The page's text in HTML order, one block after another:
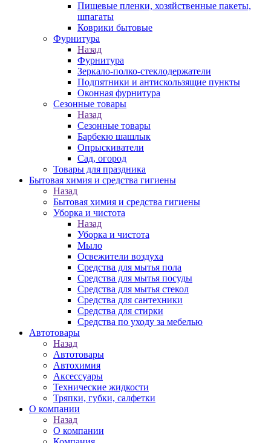
Пищевые пленки, хозяйственные пакеты,
шпагаты
Коврики бытовые
Фурнитура
Назад
Фурнитура
Зеркало-полко-стеклодержатели
Подпятники и антискользящие пункты
Оконная фурнитура
Сезонные товары
Назад
Сезонные товары
Барбекю шашлык
Опрыскиватели
Сад, огород
Товары для праздника
Бытовая химия и средства гигиены
Назад
Бытовая химия и средства гигиены
Уборка и чистота
Назад
Уборка и чистота
Мыло
Освежители воздуха
Средства для мытья пола
Средства для мытья посуды
Средства для мытья стекол
Средства для сантехники
Средства для стирки
Средства по уходу за мебелью
Автотовары
Назад
Автотовары
Автохимия
Аксессуары
Технические жидкости
Тряпки, губки, салфетки
О компании
Назад
О компании